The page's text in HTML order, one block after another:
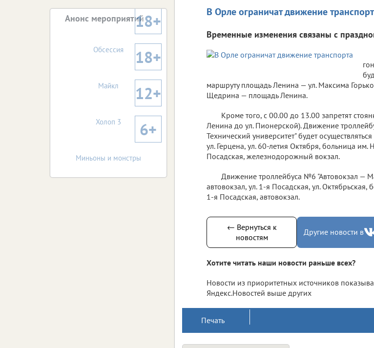
В Орле ограничат движение
Временные изменения связаны с
маршруту площадь Ленина — ул. Максима
Щедрина — площадь Ленина.
Кроме того, с 00.00 до 13.00 запретят
Ленина до ул. Пионерской). Движение
Технический университет" будет
ул. Герцена, ул. 60-летия Октября, больница им.
Посадская, железнодорожный вокзал.
Движение троллейбуса №6 "Автовокзал —
автовокзал, ул. 1-я Посадская, ул.
1-я Посадская, автовокзал.
← Вернуться к
новостям
Другие новости в
Хотите читать наши новости раньше всех?
Новости из приоритетных источников
Яндекс.Новостей выше других
Печать
Анонс мероприятий18+
Обсессия 18+
Майкл 12+
Холоп 3 6+
Миньоны и монстры